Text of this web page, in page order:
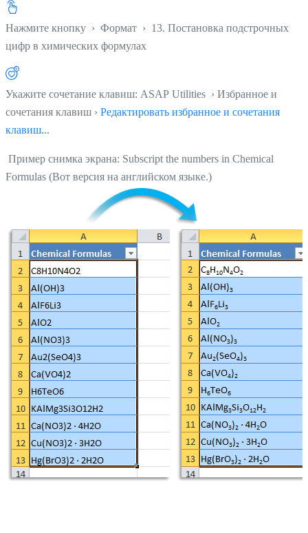
Нажмите кнопку › Формат › 13. Постановка подстрочных
цифр в химических формулах
Укажите сочетание клавиш: ASAP Utilities › Избранное и
сочетания клавиш › Редактировать избранное и сочетания
клавиш...
Пример снимка экрана: Subscript the numbers in Chemical
Formulas (Вот версия на английском языке.)